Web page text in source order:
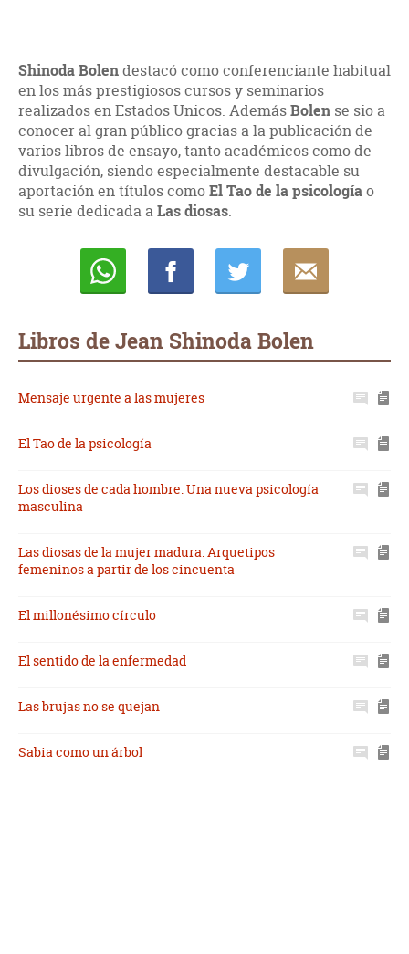
Shinoda Bolendestacó como conferenciante habitual
en los más prestigiosos cursos y seminarios
realizados en Estados Unicos. AdemásBolen se sio a
conocer al gran público gracias a la publicación de
varios libros de ensayo, tanto académicos como de
divulgación, siendo especialmente destacable su
aportación en títulos comoEl Tao de la psicologíao
su serie dedicada aLas diosas.
Libros de Jean Shinoda Bolen
Mensaje urgente a las mujeres
El Tao de la psicología
Los dioses de cada hombre. Una nueva psicología
masculina
Las diosas de la mujer madura. Arquetipos
femeninos a partir de los cincuenta
El millonésimo círculo
El sentido de la enfermedad
Las brujas no se quejan
Sabia como un árbol